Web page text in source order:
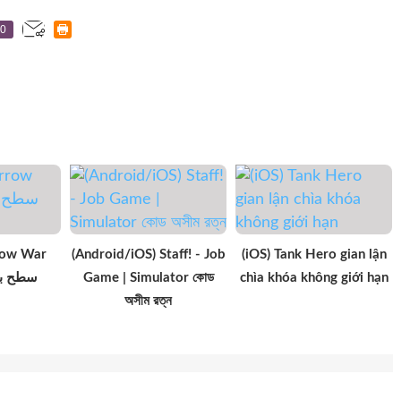
0
War
سطح
(Android/iOS) Staff! - Job
Game | Simulator কোড
অসীম রত্ন
(iOS) Tank Hero gian lận
chìa khóa không giới hạn